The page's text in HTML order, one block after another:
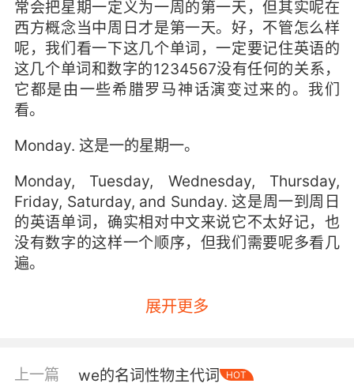
常会把星期一定义为一周的第一天，但其实呢在
西方概念当中周日才是第一天。好，不管怎么样
呢，我们看一下这几个单词，一定要记住英语的
这几个单词和数字的1234567没有任何的关系，
它都是由一些希腊罗马神话演变过来的。我们
看。
Monday. 这是一的星期一。
Monday, Tuesday, Wednesday, Thursday,
Friday, Saturday, and Sunday. 这是周一到周日
的英语单词，确实相对中文来说它不太好记，也
没有数字的这样一个顺序，但我们需要呢多看几
遍。
展开更多
上一篇 we的名词性物主代词 HOT